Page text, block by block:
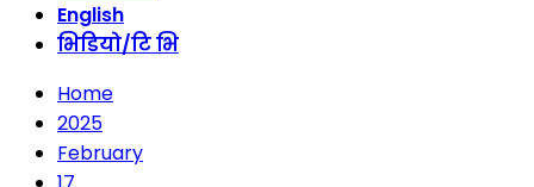
English
भिडियो/टि भि
Home
2025
February